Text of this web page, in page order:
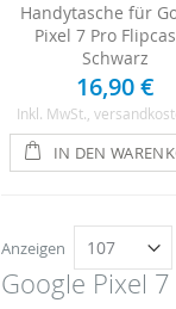
Handytasche für
Pixel 7 Pro
Schwarz
16,90 €
Inkl. MwSt.,
IN DEN
Anzeigen
Google Pixel